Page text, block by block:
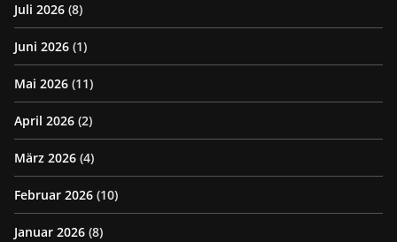
Juli 2026 (8)
Juni 2026 (1)
Mai 2026 (11)
April 2026 (2)
März 2026 (4)
Februar 2026 (10)
Januar 2026 (8)